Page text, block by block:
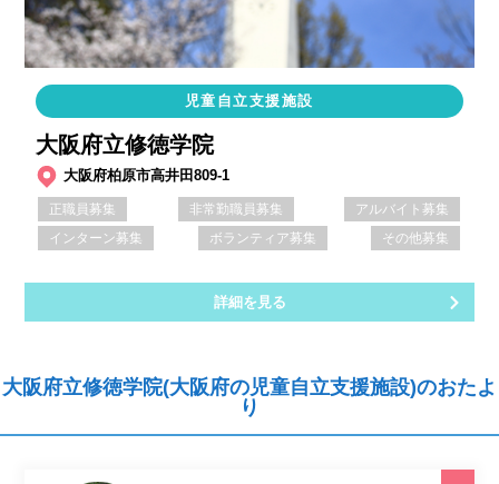
児童自立支援施設
大阪府立修徳学院
大阪府柏原市高井田809-1
正職員募集 非常勤職員募集
アルバイト募集
インターン募集
ボランティア募集 その他募集
詳細を見る
大阪府立修徳学院(大阪府の児童自立支援施設)のおたよ
り